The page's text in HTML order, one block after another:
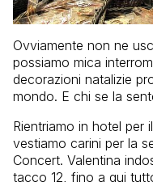
Ovviamente non ne
possiamo mica
decorazioni natalizie
mondo. E chi se la
Rientriamo in hotel per
vestiamo carini per la
Concert. Valentina
tacco 12, fino a qui